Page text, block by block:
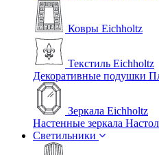
Ковры Eichholtz
Текстиль Eichholtz
Декоративные подушки
Зеркала Eichholtz
Настенные зеркала
Светильники